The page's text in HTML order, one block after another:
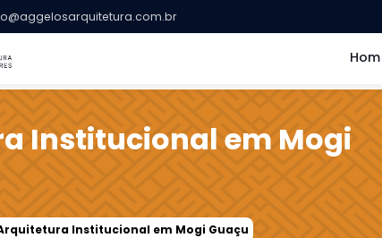
Institucional em Mogi
Institucional em Mogi Guaçu